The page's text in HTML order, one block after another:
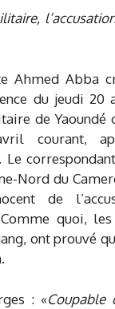
Ahmed Abba
du jeudi 20
de Yaoundé
courant,
Nord du
de
quoi,
ont prouvé
: «Coupable